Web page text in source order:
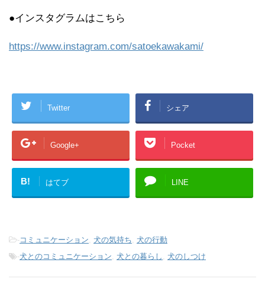
●インスタグラムはこちら
https://www.instagram.com/satoekawakami/
Twitter シェア
Google+ Pocket
B! はてブ LINE
-コミュニケーション, 犬の気持ち, 犬の行動
-犬とのコミュニケーション, 犬との暮らし , 犬のしつけ